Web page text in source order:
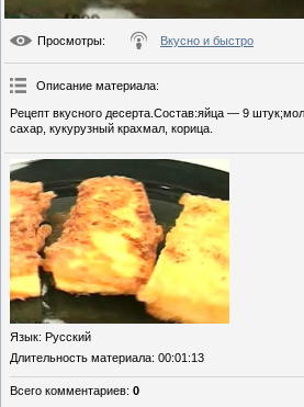
Просмотры: Вкусно и быстро
Описание материала:
Рецепт вкусного десерта.Состав:яйца — 9
сахар, кукурузный крахмал, корица.
Язык: Русский
Длительность материала: 00:01:13
Всего комментариев: 0